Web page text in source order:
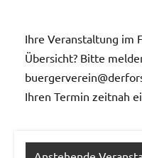
Ihre Veranstaltung im
Übersicht? Bitte
Ihren Termin zeitnah